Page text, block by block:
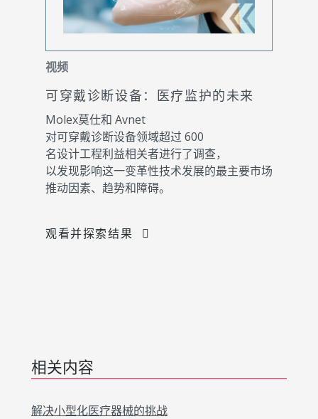
视频
可穿戴诊断设备：医疗监护的未来
Molex莫仕和 Avnet
对可穿戴诊断设备领域超过 600
名设计工程利益相关者进行了调查，
以发现影响这一变革性技术发展的最主要市场
推动因素、趋势和障碍。
观看并探索结果
相关内容
解决小型化医疗器械的挑战